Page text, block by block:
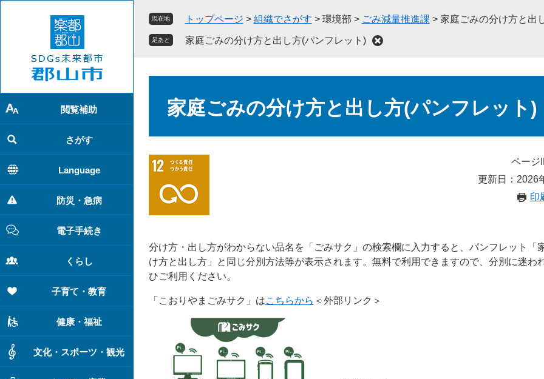
で
す
。
ば
し
て
本
文
へ
閲覧補助
さがす
Language
防災・急病
電子手続き
くらし
子育て・教育
健康・福祉
文化・スポーツ・観光
現在地 トップページ > 組織でさがす > 環境部 > ごみ減量推進課 > 家庭ごみの分け方と出
足あと 家庭ごみの分け方と出し方(パンフレット)
家庭ごみの分け方と出し方(パンフレット)
ページ
更新日：2026
印
分け方・出し方がわからない品名を「ごみサク」の検索欄に入力すると、パンフレット「
け方と出し方」と同じ分別方法等が表示されます。無料で利用できますので、分別に迷わ
ひご利用ください。
「こおりやまごみサク」はこちらから ＜外部リンク＞